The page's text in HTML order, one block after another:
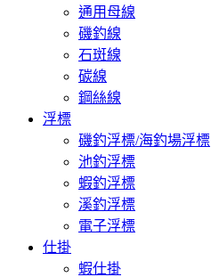
通用母線
磯釣線
石斑線
碳線
鋼絲線
浮標
磯釣浮標/海釣場浮標
池釣浮標
蝦釣浮標
溪釣浮標
電子浮標
仕掛
蝦仕掛